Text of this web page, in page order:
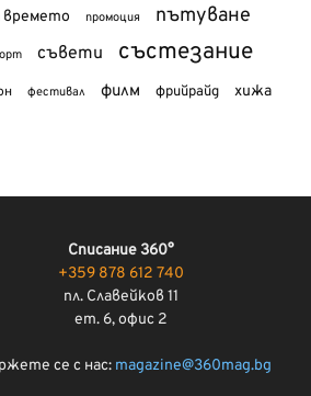
времето промоция пътуване
съвети състезание
фестивал филм фрийрайд хижа
Списание 360°
+359 878 612 740
пл. Славейков 11
ет. 6, офис 2
се с нас: magazine@360mag.bg